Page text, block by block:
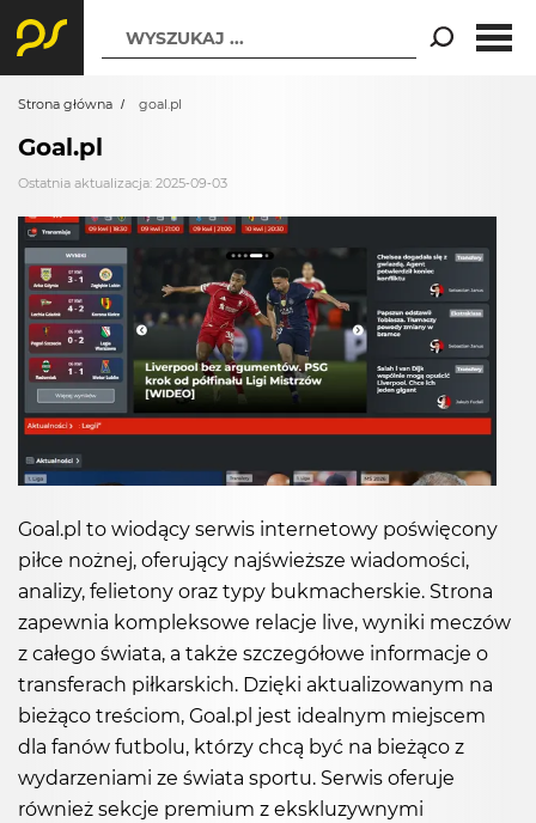
WYSZUKAJ ...
Strona główna goal.pl
Goal.pl
Ostatnia aktualizacja: 2025-09-03
Goal.pl to wiodący serwis internetowy poświęcony
piłce nożnej, oferujący najświeższe wiadomości,
analizy, felietony oraz typy bukmacherskie. Strona
zapewnia kompleksowe relacje live, wyniki meczów
z całego świata, a także szczegółowe informacje o
transferach piłkarskich. Dzięki aktualizowanym na
bieżąco treściom, Goal.pl jest idealnym miejscem
dla fanów futbolu, którzy chcą być na bieżąco z
wydarzeniami ze świata sportu. Serwis oferuje
również sekcje premium z ekskluzywnymi